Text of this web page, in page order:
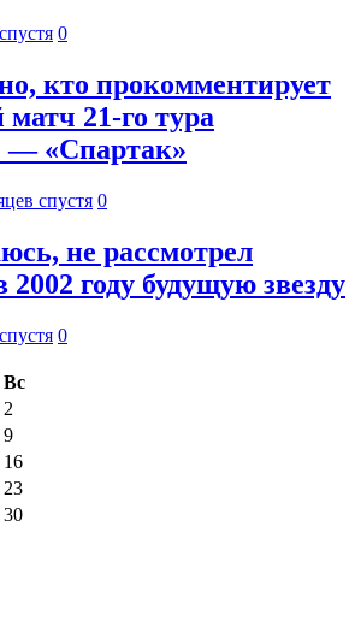
0
кто прокомментирует
21-го тура
— «Спартак»
спустя 0
не рассмотрел
году будущую звезду
0
Вс
2
9
16
23
30